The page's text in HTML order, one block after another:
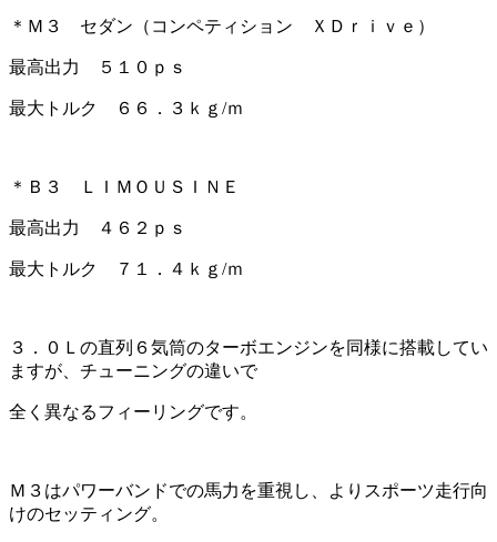
＊Ｍ３ セダン（コンペティション ＸＤｒｉｖｅ）
最高出力 ５１０ｐｓ
最大トルク ６６．３ｋｇ/ｍ
＊Ｂ３ ＬＩＭＯＵＳＩＮＥ
最高出力 ４６２ｐｓ
最大トルク ７１．４ｋｇ/ｍ
３．０Ｌの直列６気筒のターボエンジンを同様に搭載してい
ますが、チューニングの違いで
全く異なるフィーリングです。
Ｍ３はパワーバンドでの馬力を重視し、よりスポーツ走行向
けのセッティング。